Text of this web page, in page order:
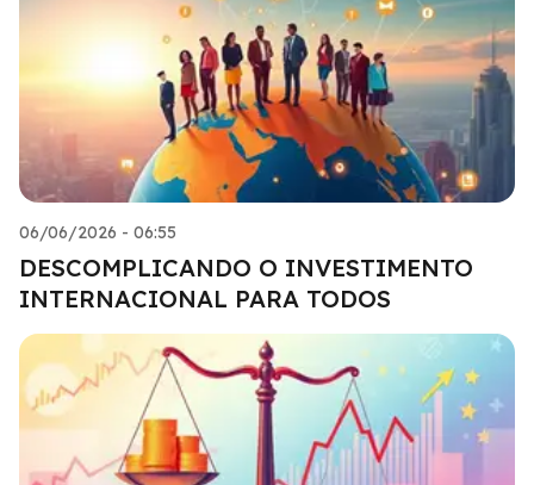
06/06/2026 - 06:55
DESCOMPLICANDO O INVESTIMENTO
INTERNACIONAL PARA TODOS